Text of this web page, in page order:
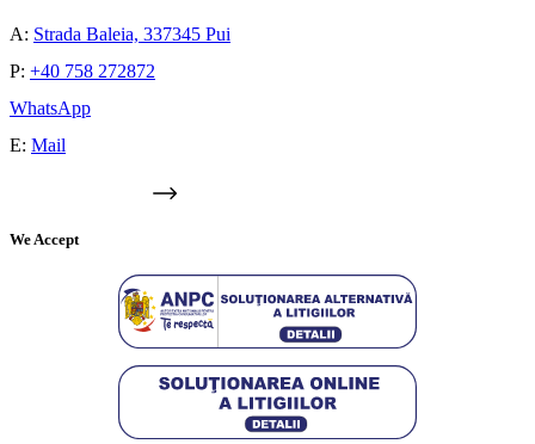
A: Strada Baleia, 337345 Pui
P: +40 758 272872
WhatsApp
E: Mail
We Accept